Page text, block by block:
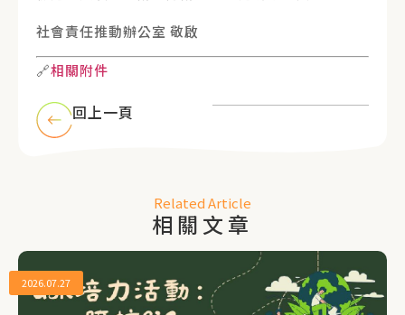
社會責任推動辦公室 敬啟
🔗相關附件
回上一頁
Related Article
相關文章
2026.07.27